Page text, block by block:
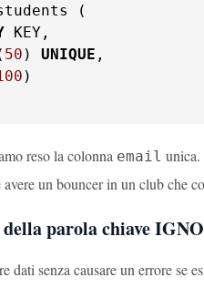
(
KEY,
50 ) UNIQUE ,
)
reso la colonna email
un bouncer in un club che
parola chiave
dati senza causare un errore se